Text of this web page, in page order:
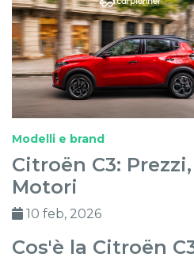
Modelli e brand
Citroën C3:
Motori
10 feb, 2026
Cos'è la Citroën